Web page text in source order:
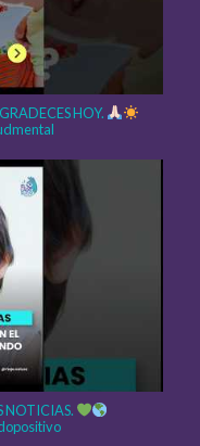
HOY.
NOTICIAS.